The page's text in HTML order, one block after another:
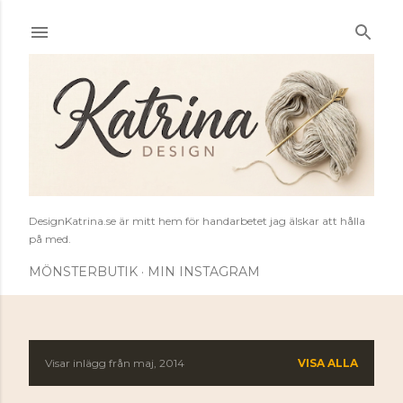
DesignKatrina.se är mitt hem för handarbetet jag älskar att hålla
på med.
MÖNSTERBUTIK MIN INSTAGRAM
I Visar inlägg från maj, 2014 VISA ALLA